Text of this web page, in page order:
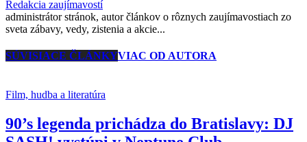
Redakcia zaujímavostí
administrátor stránok, autor článkov o rôznych zaujímavostiach zo
sveta zábavy, vedy, zistenia a akcie...
SÚVISIACE ČLÁNKYVIAC OD AUTORA
Film, hudba a literatúra
90’s legenda prichádza do Bratislavy: DJ